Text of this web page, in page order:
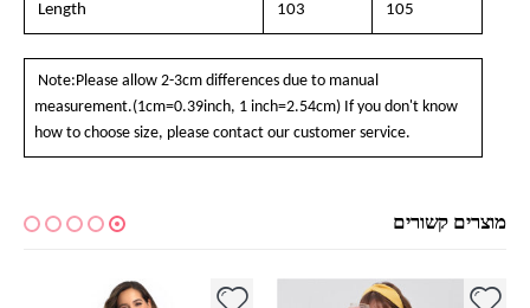
Length 103 105
Note:Please allow 2-3cm differences due to manual
measurement.(1cm=0.39inch, 1 inch=2.54cm) If you don't know
how to choose size, please contact our customer service.
מוצרים קשורים
למוצר זה יש מספר סוגים. ניתן לבחור את האפשרויות בעמוד המוצר